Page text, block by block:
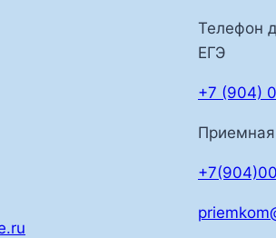
Телефон
ЕГЭ
+7 (904)